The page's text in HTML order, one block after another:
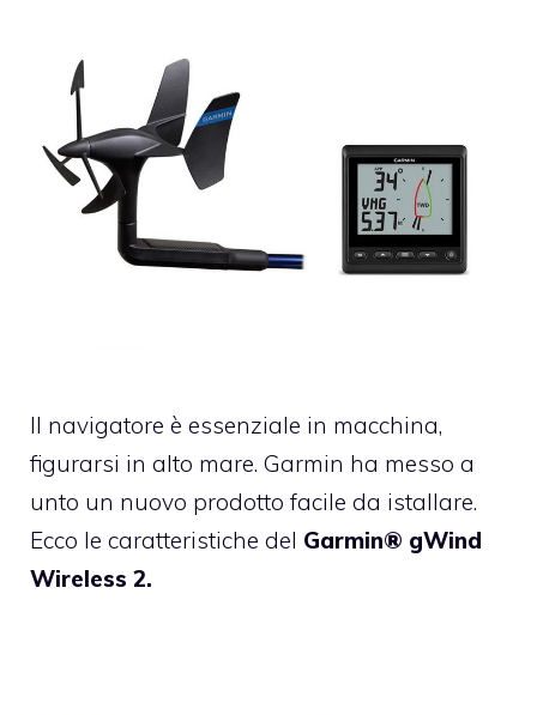
Il navigatore è essenziale in macchina,
figurarsi in alto mare. Garmin ha messo a
unto un nuovo prodotto facile da istallare.
Ecco le caratteristiche del Garmin® gWind
Wireless 2.